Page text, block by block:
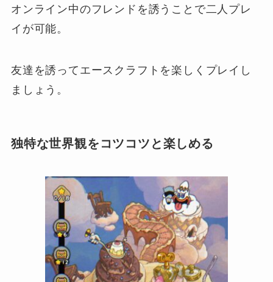
オンライン中のフレンドを誘うことで二人プレ
イが可能。
友達を誘ってエースクラフトを楽しくプレイし
ましょう。
独特な世界観をコツコツと楽しめる